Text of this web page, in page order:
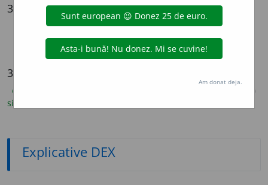
3 intrări
paria (s.m.)
paria (vb.)
34 de definiții
explicative DEX
(1)
sinonime
Explicative DEX
Am donat deja.